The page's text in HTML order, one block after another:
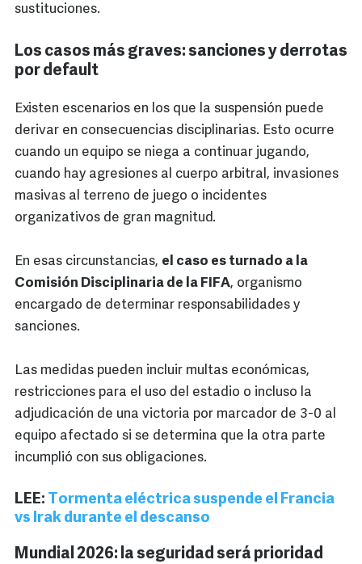
sustituciones.
Los casos más graves: sanciones y derrotas
por default
Existen escenarios en los que la suspensión puede
derivar en consecuencias disciplinarias. Esto ocurre
cuando un equipo se niega a continuar jugando,
cuando hay agresiones al cuerpo arbitral, invasiones
masivas al terreno de juego o incidentes
organizativos de gran magnitud.
En esas circunstancias, el caso es turnado a la
Comisión Disciplinaria de la FIFA, organismo
encargado de determinar responsabilidades y
sanciones.
Las medidas pueden incluir multas económicas,
restricciones para el uso del estadio o incluso la
adjudicación de una victoria por marcador de 3-0 al
equipo afectado si se determina que la otra parte
incumplió con sus obligaciones.
LEE: Tormenta eléctrica suspende el Francia
vs Irak durante el descanso
Mundial 2026: la seguridad será prioridad